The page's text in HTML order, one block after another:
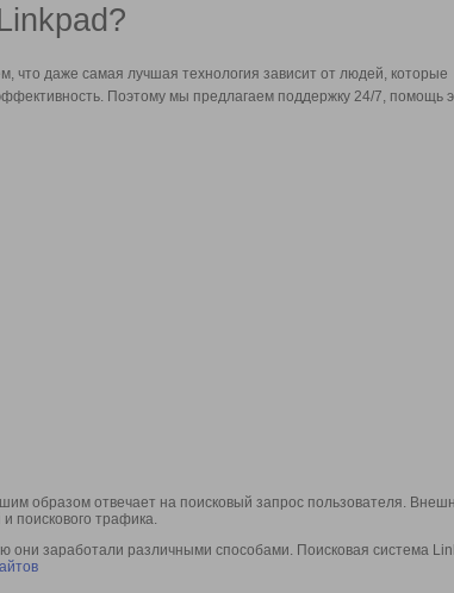
что даже самая лучшая технология зависит от людей, которые
Поэтому мы предлагаем поддержку 24/7, помощь
образом отвечает на поисковый запрос пользователя.
поискового трафика.
заработали различными способами. Поисковая система